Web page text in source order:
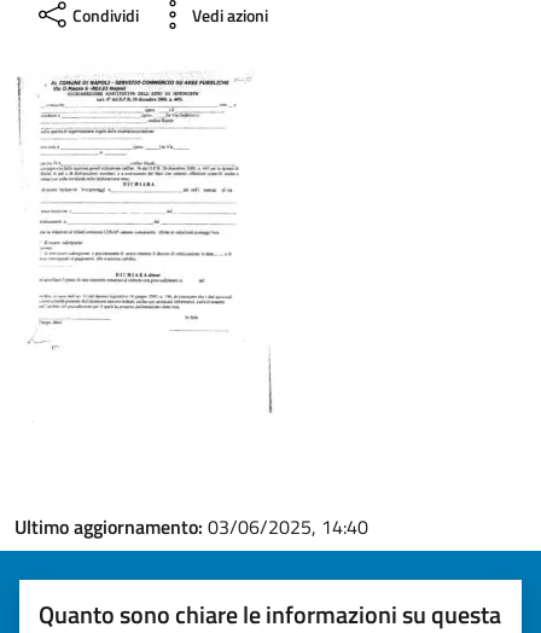
Condividi Vedi azioni
Ultimo aggiornamento: 03/06/2025, 14:40
Quanto sono chiare le informazioni su questa